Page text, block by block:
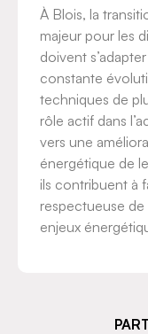
À Blois, la
majeur pour les
doivent
constante
techniques de
rôle actif dans
vers une
énergétique de
ils contribuent à
respectueuse de
enjeux